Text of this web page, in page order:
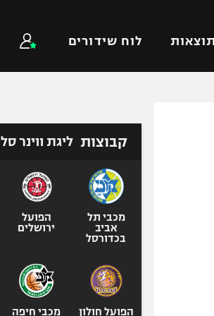
תוצאות לוח שידורים
טניס
כדורעף
ג'ודו
ספורט אולימפי
קבוצות ליגת ווינר סל
מכבי תל
אביב
בכדורסל
הפועל
ירושלים
הפועל חולון
מכבי חיפה